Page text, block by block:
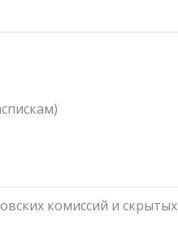
комиссий и скрытых